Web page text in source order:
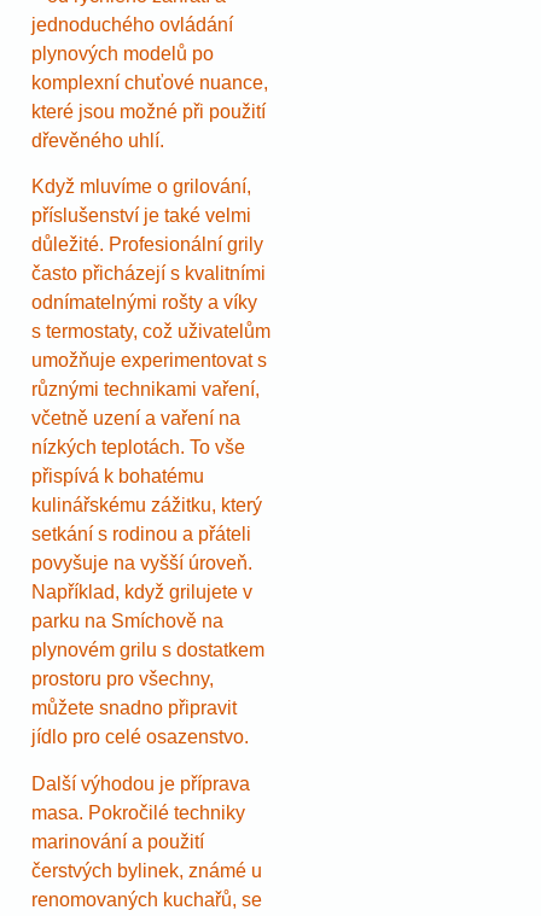
jednoduchého ovládání
plynových modelů po
komplexní chuťové nuance,
které jsou možné při použití
dřevěného uhlí.
Když mluvíme o grilování,
příslušenství je také velmi
důležité. Profesionální grily
často přicházejí s kvalitními
odnímatelnými rošty a víky
s termostaty, což uživatelům
umožňuje experimentovat s
různými technikami vaření,
včetně uzení a vaření na
nízkých teplotách. To vše
přispívá k bohatému
kulinářskému zážitku, který
setkání s rodinou a přáteli
povyšuje na vyšší úroveň.
Například, když grilujete v
parku na Smíchově na
plynovém grilu s dostatkem
prostoru pro všechny,
můžete snadno připravit
jídlo pro celé osazenstvo.
Další výhodou je příprava
masa. Pokročilé techniky
marinování a použití
čerstvých bylinek, známé u
renomovaných kuchařů, se